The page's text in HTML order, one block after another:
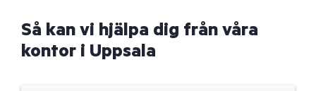
Så kan vi hjälpa dig från våra
kontor i Uppsala